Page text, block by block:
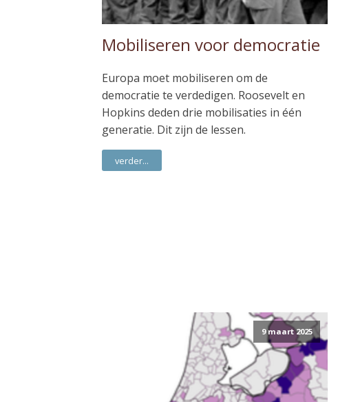
Mobiliseren voor democratie
Europa moet mobiliseren om de
democratie te verdedigen. Roosevelt en
Hopkins deden drie mobilisaties in één
generatie. Dit zijn de lessen.
verder...
9 maart 2025